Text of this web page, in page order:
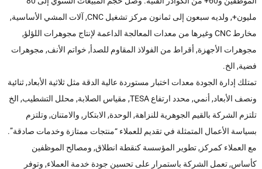
مليون+, ولديه سبعون إلى ثمانون مركز تشغيل CNC, آلات المشي الأساسية,
مخارط CNC وغيرها من معدات المعالجة الداعمة لإنتاج مجوهرات اللؤلؤ,
مجوهرات الأجهزة, أقراط من الفولاذ المقاوم للصدأ, خواتم الأنف, مجوهرات
فضية, الخ.
تمتلك إدارة الجودة معدات اختبار مستوردة عالية الدقة مثل ثلاثية الأبعاد, ثنائية
ونصف الأبعاد, أنمي, محدد ارتفاع TESA, مقياس الصلابة, محلل التشطيب, الخ
تلتزم الشركة بالقيم الجوهرية للنزاهة, الوحدة, الابتكار, والامتنان, وتلتزم
بسياسة الأعمال المتمثلة في تقديم للعملاء “منتجات ممتازة وخدمات صادقة”.
مع العملاء كمركز, تطوير المؤسسة كنقطة انطلاق, ومصالح الموظفين
كأساس, تعمل الشركة باستمرار على تحسين جودة خدمة العملاء, وتوفر